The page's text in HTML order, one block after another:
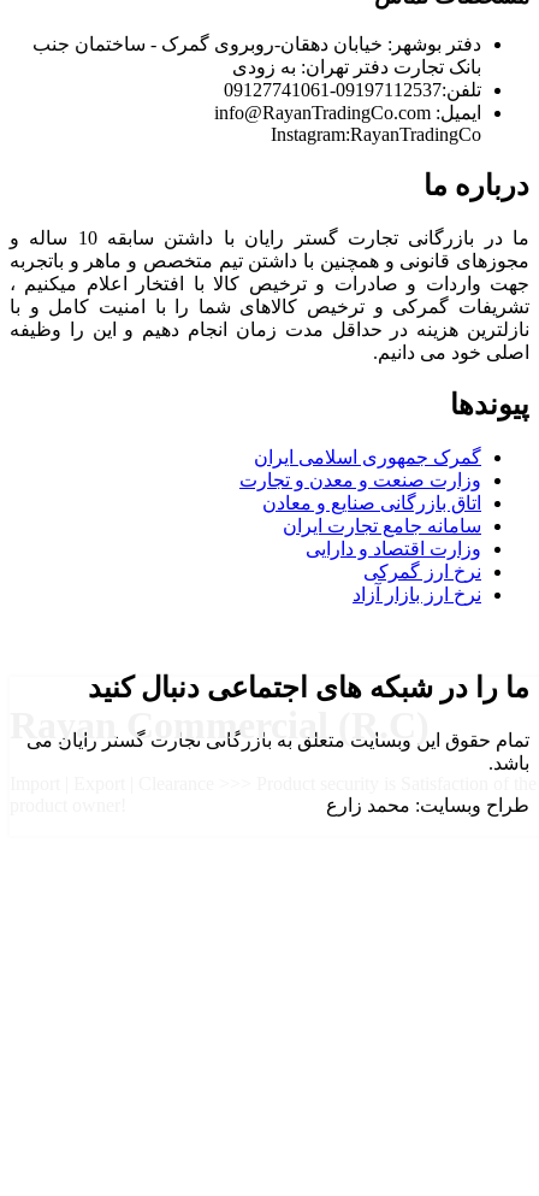
Rayan Commercial (R.C)
دفتر بوشهر: خیابان دهقان-روبروی گمرک - ساختمان جنب
بانک تجارت دفتر تهران: به زودی
تلفن:09197112537-09127741061
ایمیل: info@RayanTradingCo.com
Instagram:RayanTradingCo
درباره ما
ما در بازرگانی تجارت گستر رایان با داشتن سابقه 10 ساله و
مجوزهای قانونی و همچنین با داشتن تیم متخصص و ماهر و باتجربه
جهت واردات و صادرات و ترخیص کالا با افتخار اعلام میکنیم ،
تشریفات گمرکی و ترخیص کالاهای شما را با امنیت کامل و با
نازلترین هزینه در حداقل مدت زمان انجام دهیم و این را وظیفه
اصلی خود می دانیم.
پیوندها
گمرک جمهوری اسلامی ایران
وزارت صنعت و معدن و تجارت
اتاق بازرگانی صنایع و معادن
سامانه جامع تجارت ایران
وزارت اقتصاد و دارایی
نرخ ارز گمرکی
نرخ ارز بازار آزاد
ما را در شبکه های اجتماعی دنبال کنید
تمام حقوق این وبسایت متعلق به بازرگانی تجارت گستر رایان می
باشد.
طراح وبسایت: محمد زارع